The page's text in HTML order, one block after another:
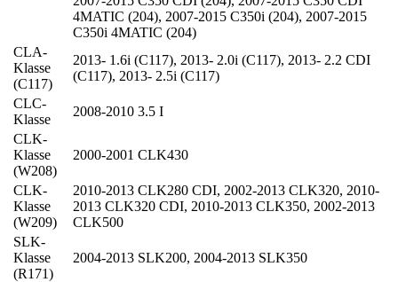
4MATIC (204), 2007-2015 C350i (204), 2007-2015
C350i 4MATIC (204)
CLA-
Klasse
(C117)
2013- 1.6i (C117), 2013- 2.0i (C117), 2013- 2.2 CDI
(C117), 2013- 2.5i (C117)
CLC-
Klasse
2008-2010 3.5 I
CLK-
Klasse
(W208)
2000-2001 CLK430
CLK-
Klasse
(W209)
2010-2013 CLK280 CDI, 2002-2013 CLK320, 2010-
2013 CLK320 CDI, 2010-2013 CLK350, 2002-2013
CLK500
SLK-
Klasse
(R171)
2004-2013 SLK200, 2004-2013 SLK350